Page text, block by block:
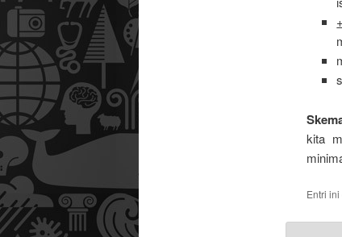
+
kita
Entri